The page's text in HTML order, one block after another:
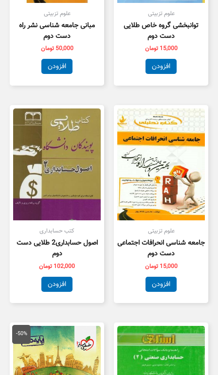
علوم تزبیتی
توانبخشی گروه خاص طلایی
دست دوم
15,000 تومان
افزودن
علوم تزبیتی
مبانی جامعه شناسی نشر راه
دست دوم
50,000 تومان
افزودن
علوم تزبیتی
جامعه شناسی انحرافات اجتماعی
دست دوم
15,000 تومان
افزودن
کتب حسابداری
اصول حسابداری2 طلایی دست
دوم
102,000 تومان
افزودن
-50%
قیمت
اصلی
50,000 تومان
بود.
قیمت
فعلی
است.